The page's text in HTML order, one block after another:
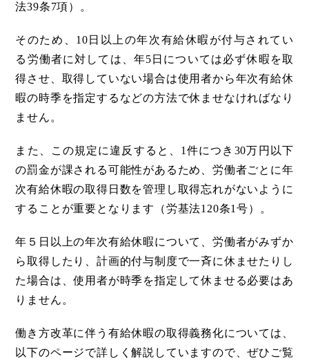
法39条7項）。
そのため、10日以上の年次有給休暇が付与されてい
る労働者に対しては、年5日については必ず休暇を取
得させ、取得していない場合は使用者から年次有給休
暇の時季を指定するなどの方法で休ませなければなり
ません。
また、この規定に違反すると、1件につき30万円以下
の罰金が課される可能性があるため、労働者ごとに年
次有給休暇の取得日数を管理し取得忘れがないように
することが重要となります（労基法120条1号）。
年５日以上の年次有給休暇について、労働者がみずか
ら取得したり、計画的付与制度で一斉に休ませたりし
た場合は、使用者が時季を指定して休ませる必要はあ
りません。
働き方改革に伴う有給休暇の取得義務化については、
以下のページで詳しく解説していますので、ぜひご覧